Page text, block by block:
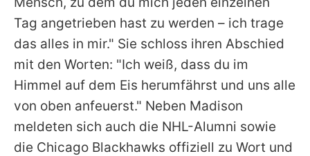
Tag angetrieben hast zu werden – ich trage
das alles in mir." Sie schloss ihren Abschied
mit den Worten: "Ich weiß, dass du im
Himmel auf dem Eis herumfährst und uns alle
von oben anfeuerst." Neben Madison
meldeten sich auch die NHL-Alumni sowie
die Chicago Blackhawks offiziell zu Wort und